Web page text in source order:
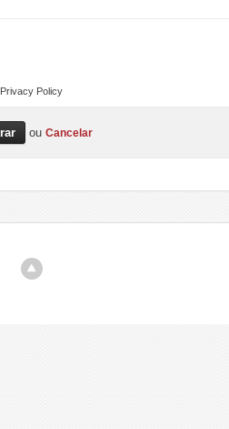
Privacy Policy
ou Cancelar